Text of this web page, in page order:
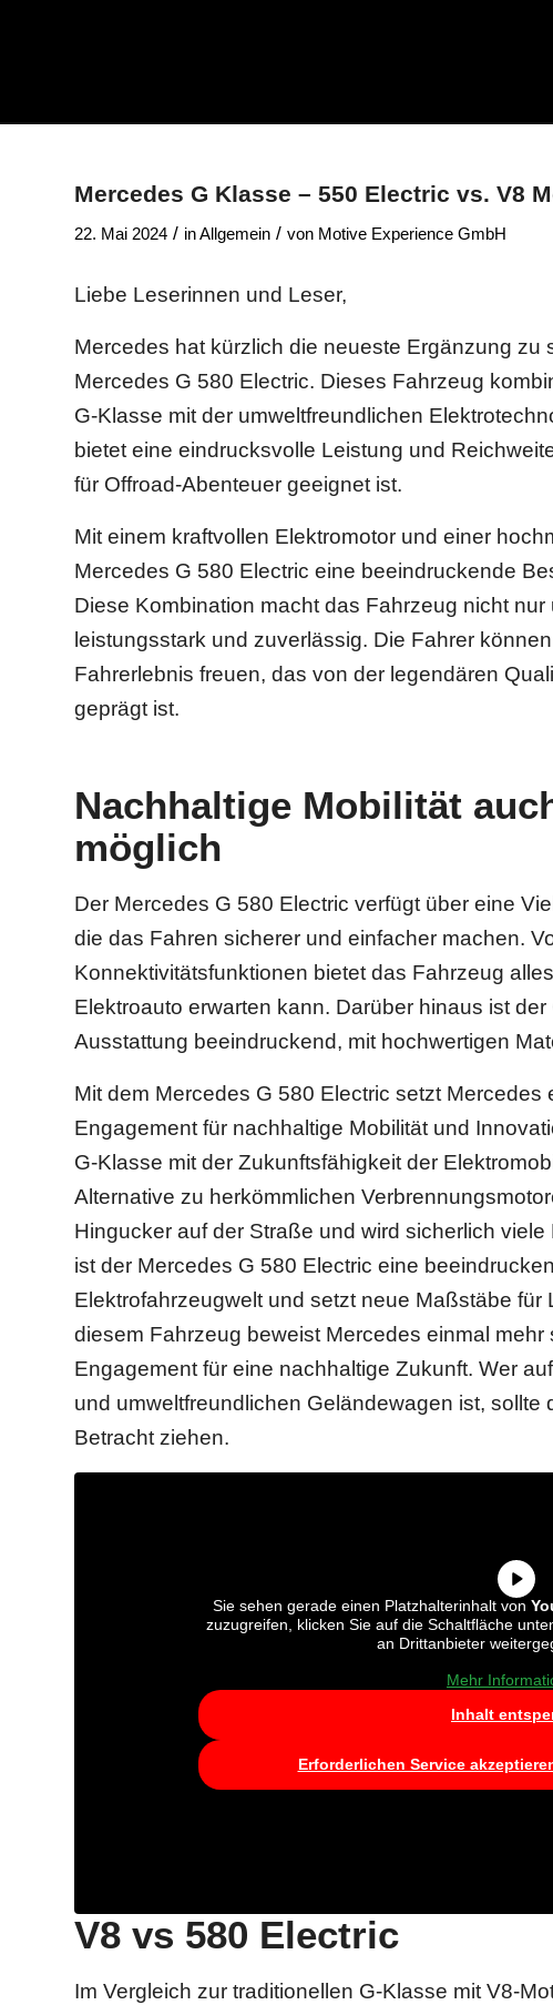
Mercedes G Klasse – 550 Electric vs. V8
22. Mai 2024 / inAllgemein / von Motive Experience GmbH
Liebe Leserinnen und Leser,
Mercedes hat kürzlich die neueste Ergänzung zu
Mercedes G 580 Electric. Dieses Fahrzeug
G-Klasse mit der umweltfreundlichen
bietet eine eindrucksvolle Leistung und
für Offroad-Abenteuer geeignet ist.
Mit einem kraftvollen Elektromotor und einer
Mercedes G 580 Electric eine beeindruckende
Diese Kombination macht das Fahrzeug nicht
leistungsstark und zuverlässig. Die Fahrer
Fahrerlebnis freuen, das von der legendären
geprägt ist.
Nachhaltige Mobilität
möglich
Der Mercedes G 580 Electric verfügt über eine
die das Fahren sicherer und einfacher machen.
Konnektivitätsfunktionen bietet das Fahrzeug
Elektroauto erwarten kann. Darüber hinaus ist
Ausstattung beeindruckend, mit hochwertigen
Mit dem Mercedes G 580 Electric setzt Mercedes
Engagement für nachhaltige Mobilität und
G-Klasse mit der Zukunftsfähigkeit der
Alternative zu herkömmlichen
Hingucker auf der Straße und wird sicherlich
ist der Mercedes G 580 Electric eine
Elektrofahrzeugwelt und setzt neue Maßstäbe
diesem Fahrzeug beweist Mercedes einmal
Engagement für eine nachhaltige Zukunft. Wer
und umweltfreundlichen Geländewagen ist, sollte
Betracht ziehen.
Sie sehen gerade einen Platzhalterinhalt von
zuzugreifen, klicken Sie auf die Schaltfläche
an Drittanbieter
Mehr
Inhalt
Erforderlichen Service
V8 vs 580 Electric
Im Vergleich zur traditionellen G-Klasse mit V8-